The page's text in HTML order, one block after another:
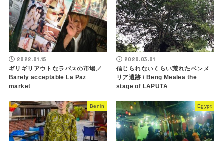
2022.01.15
ギリギリアウトなラパスの市場／
Barely acceptable La Paz
market
2020.03.01
信じられないくらい荒れたベンメ
リア遺跡 / Beng Mealea the
stage of LAPUTA
Benin Egypt